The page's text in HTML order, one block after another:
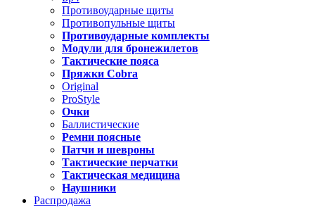
Противоударные щиты
Противопульные щиты
Противоударные комплекты
Модули для бронежилетов
Тактические пояса
Пряжки Cobra
Original
ProStyle
Очки
Баллистические
Ремни поясные
Патчи и шевроны
Тактические перчатки
Тактическая медицина
Наушники
Распродажа